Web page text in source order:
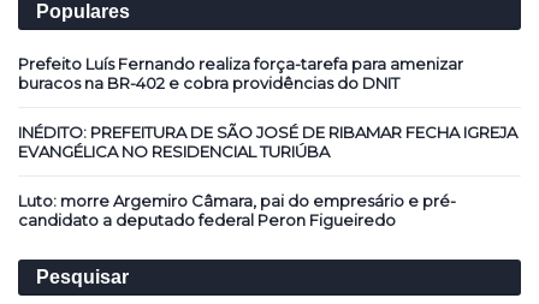
Populares
Prefeito Luís Fernando realiza força-tarefa para amenizar
buracos na BR-402 e cobra providências do DNIT
INÉDITO: PREFEITURA DE SÃO JOSÉ DE RIBAMAR FECHA IGREJA
EVANGÉLICA NO RESIDENCIAL TURIÚBA
Luto: morre Argemiro Câmara, pai do empresário e pré-
candidato a deputado federal Peron Figueiredo
Pesquisar